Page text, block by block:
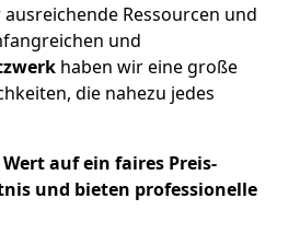
Ressourcen und
und
haben wir eine große
die nahezu jedes
auf ein faires Preis-
und bieten professionelle